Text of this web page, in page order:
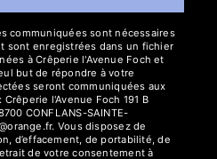
communiquées sont nécessaires
sont enregistrées dans un fichier
à Crêperie l'Avenue Foch et
but de répondre à votre
seront communiquées aux
l'Avenue Foch 191 B
CONFLANS-SAINTE-
Vous disposez de
d’effacement, de portabilité, de
de votre consentement à